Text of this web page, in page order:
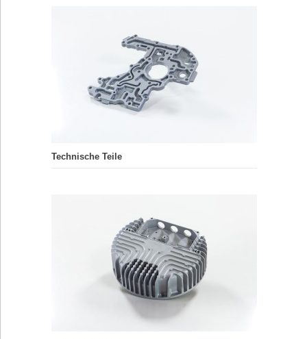
Technische Teile